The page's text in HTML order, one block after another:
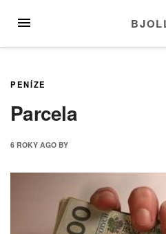
MENU
PENÍZE
Parcela
6 ROKY AGO BY